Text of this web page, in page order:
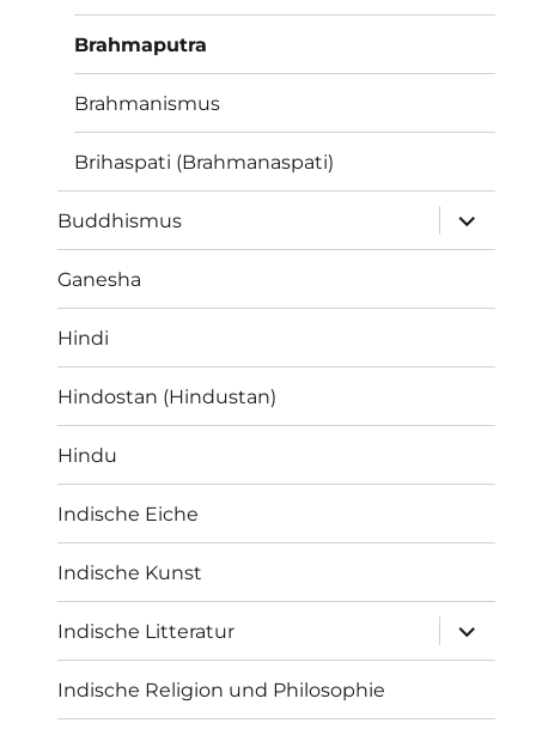
Brahmaputra
Brahmanismus
Brihaspati (Brahmanaspati)
Buddhismus
öffnen
Ganesha
Hindi
Hindostan (Hindustan)
Hindu
Indische Eiche
Indische Kunst
Indische Litteratur
öffnen
Indische Religion und Philosophie